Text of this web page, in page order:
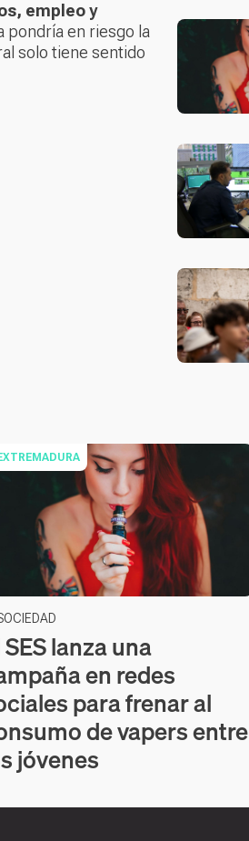
empleo y
pondría en riesgo la
solo tiene sentido
SES lanza una
en redes
para frenar al
de vapers entre
jóvenes